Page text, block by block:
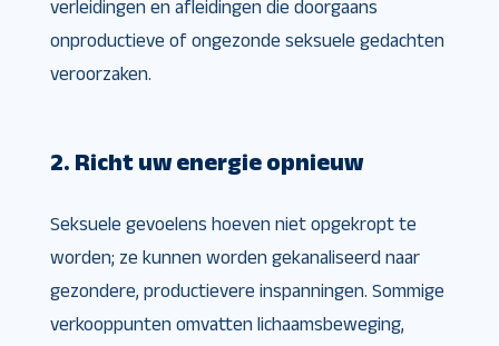
verleidingen en afleidingen die doorgaans
onproductieve of ongezonde seksuele gedachten
veroorzaken.
2. Richt uw energie opnieuw
Seksuele gevoelens hoeven niet opgekropt te
worden; ze kunnen worden gekanaliseerd naar
gezondere, productievere inspanningen. Sommige
verkooppunten omvatten lichaamsbeweging,